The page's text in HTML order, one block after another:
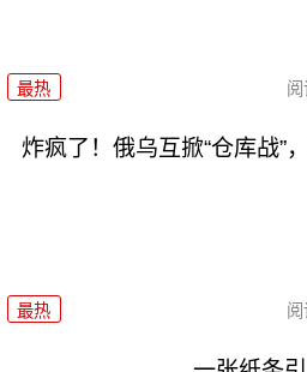
最热
炸疯了！俄乌互掀“仓库战”
最热